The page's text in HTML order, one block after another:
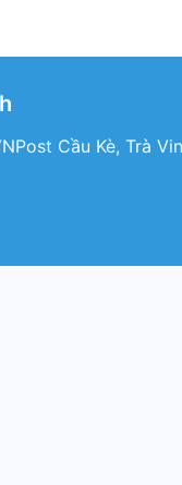
Cầu Kè, Trà